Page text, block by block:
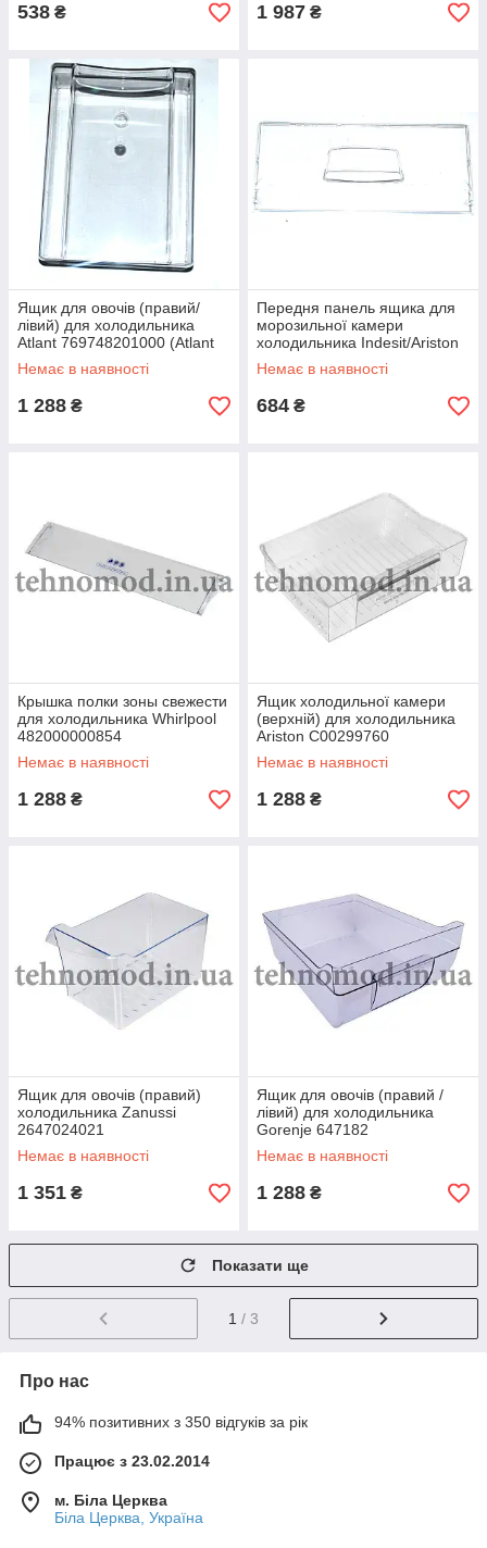
538 ₴ 1 987 ₴
Ящик для овочів (правий/
лівий) для холодильника
Atlant 769748201000 (Atlant
301540401200)
Немає в наявності
1 288 ₴
Передня панель ящика для
морозильної камери
холодильника Indesit/Ariston
C00283521 (455mm*196mm)
Немає в наявності
684 ₴
Крышка полки зоны свежести
для холодильника Whirlpool
482000000854
(Indesit/Ariston C00333473)
Немає в наявності
1 288 ₴
Ящик холодильної камери
(верхній) для холодильника
Ariston C00299760
Немає в наявності
1 288 ₴
Ящик для овочів (правий)
холодильника Zanussi
2647024021
Немає в наявності
1 351 ₴
Ящик для овочів (правий /
лівий) для холодильника
Gorenje 647182
Немає в наявності
1 288 ₴
Показати ще
1 / 3
Про нас
94% позитивних з 350 відгуків за рік
Працює з 23.02.2014
м. Біла Церква
Біла Церква, Україна